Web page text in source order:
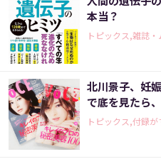
本当？
トピックス,雑誌・
北川景子、妊
で底を見たら
トピックス,付録